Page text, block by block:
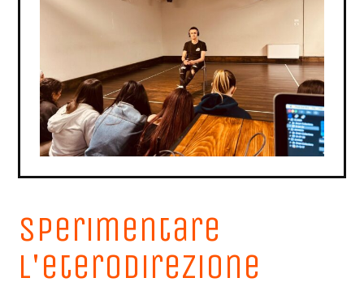
Sperimentare
l'eterodirezione